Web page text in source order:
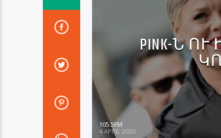
PINK-Ն
105.5FM
4 APRIL 2020